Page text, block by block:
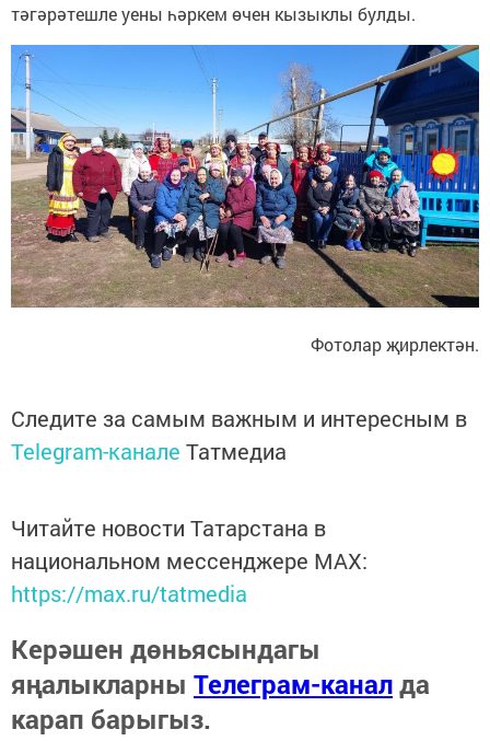
тәгәрәтешле уены һәркем өчен кызыклы булды.
Фотолар җирлектән.
Следите за самым важным и интересным в
Telegram-канале Татмедиа
Читайте новости Татарстана в
национальном мессенджере MАХ:
https://max.ru/tatmedia
Керәшен дөньясындагы
яңалыкларны Телеграм-каналда
карап барыгыз.